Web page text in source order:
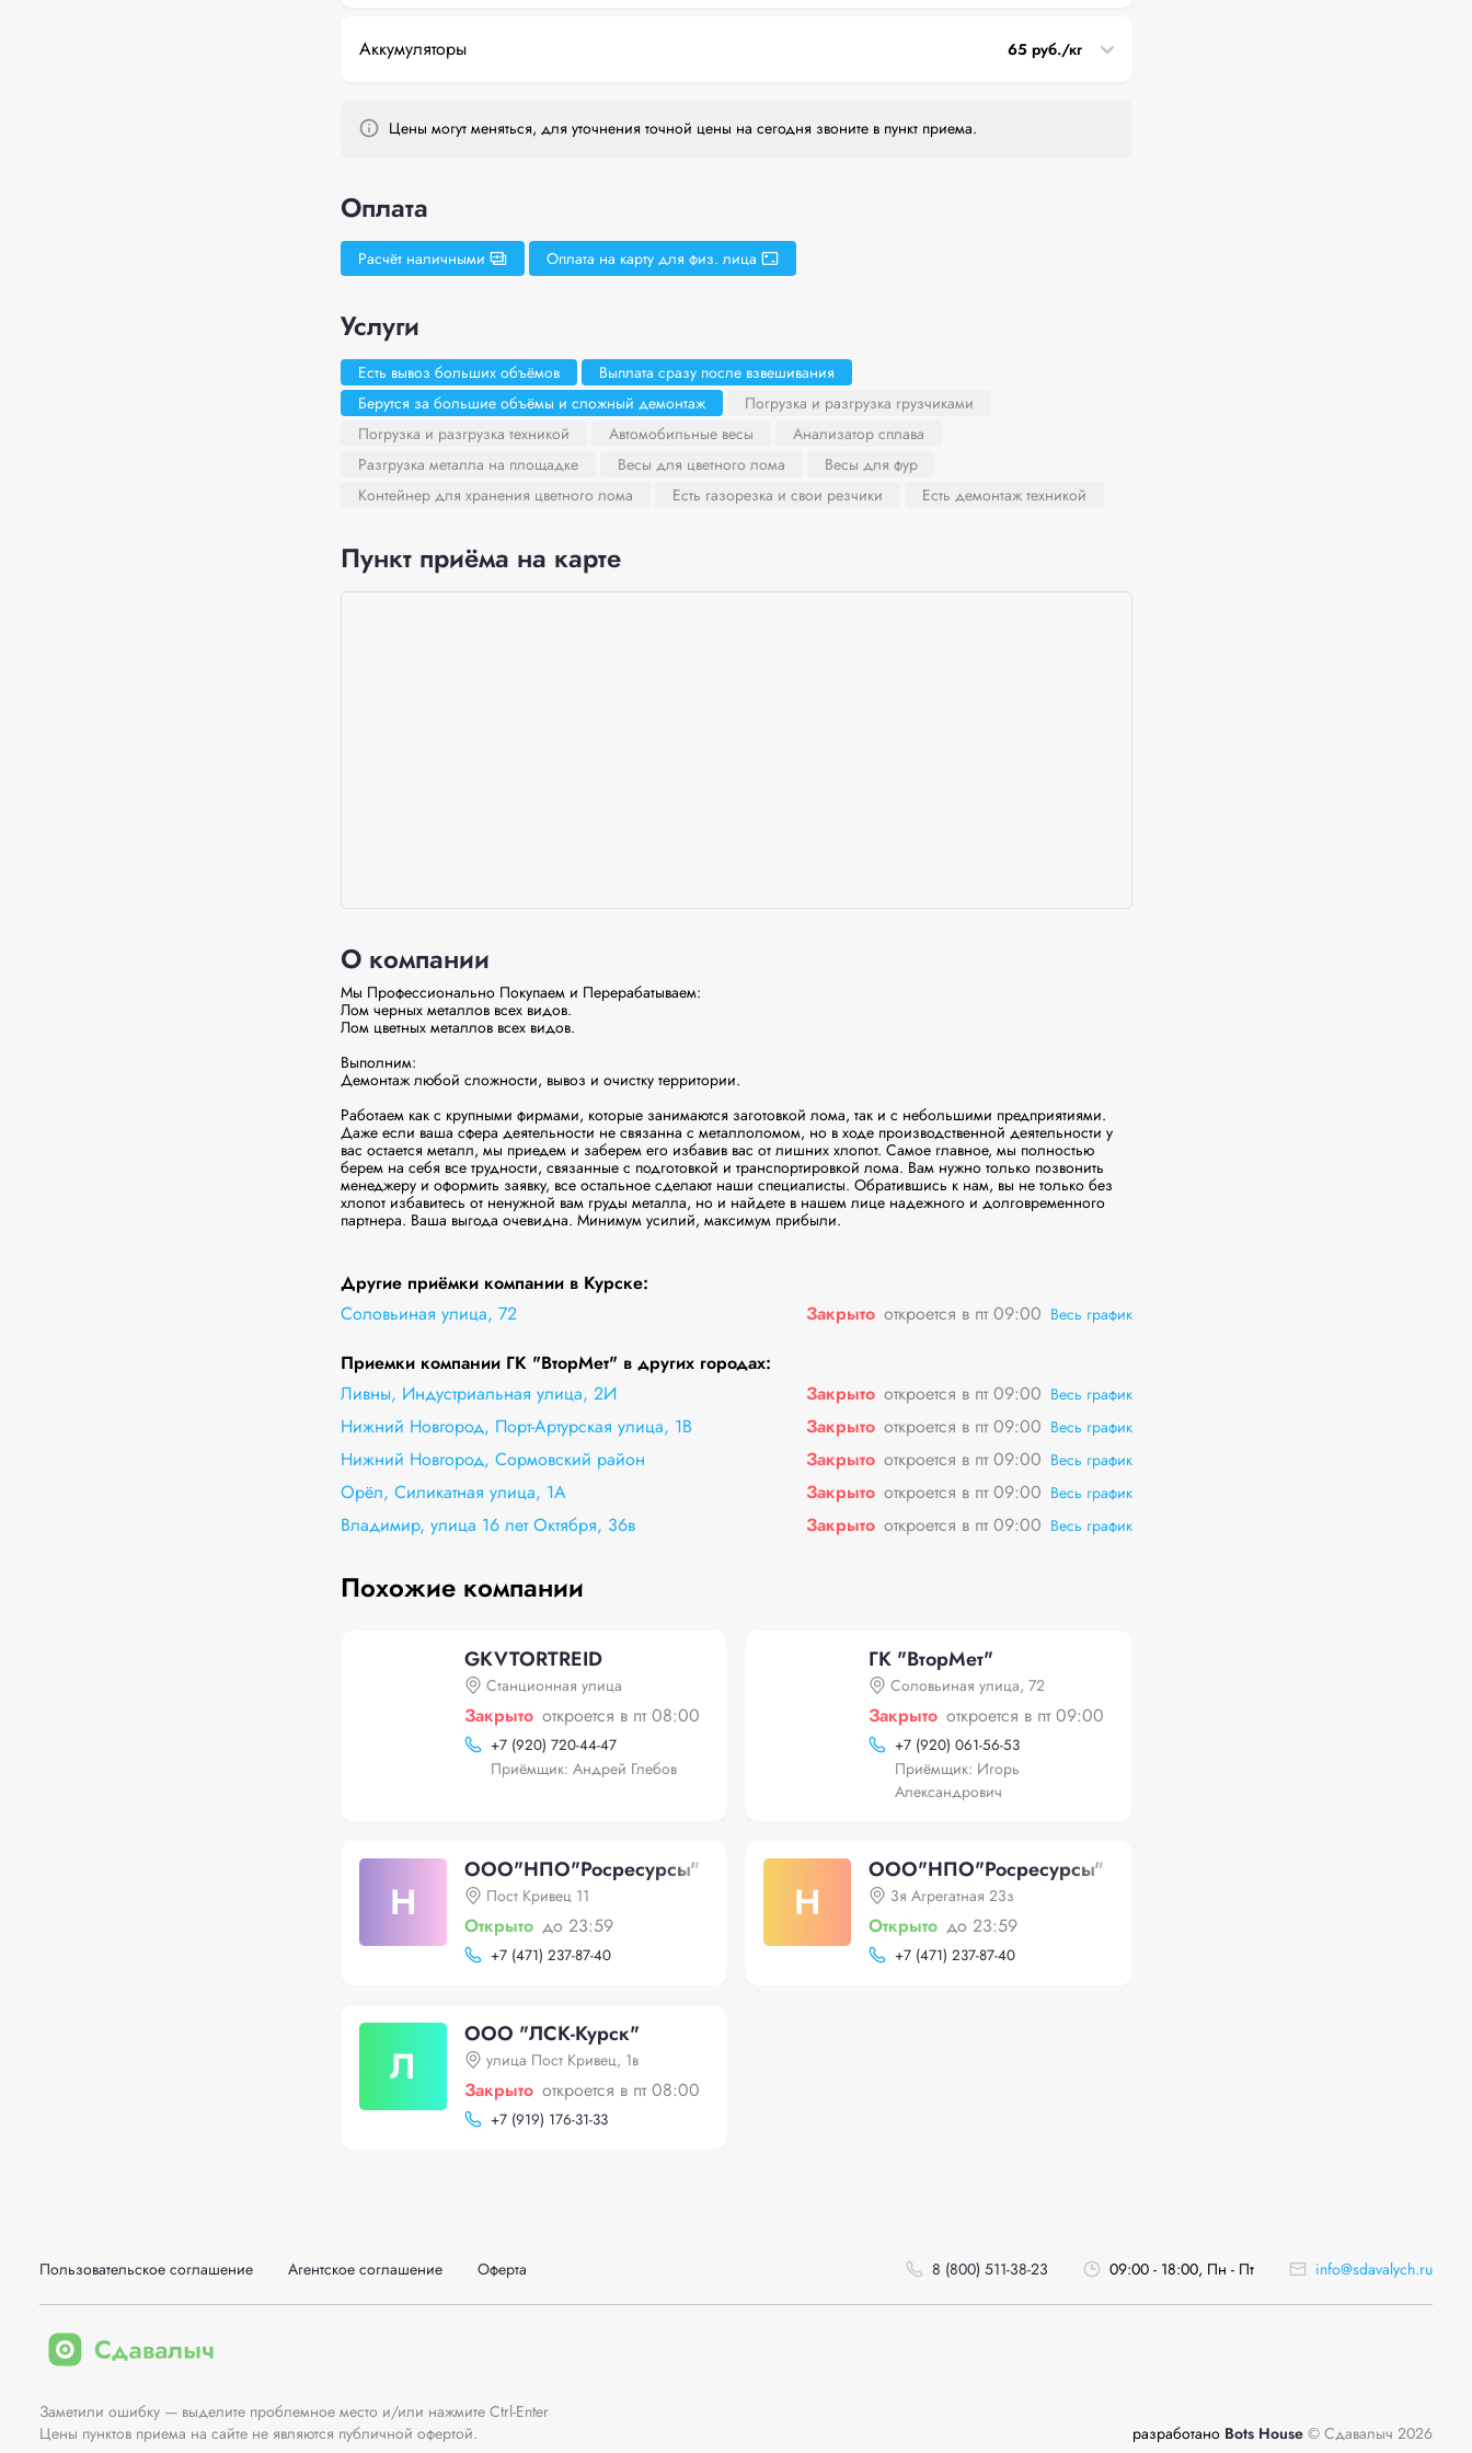
Аккумуляторы 65 руб./кг
Цены могут меняться, для уточнения точной цены на сегодня звоните в пункт приема.
Оплата
Расчёт наличными Оплата на карту для физ. лица
Услуги
Есть вывоз больших объёмов
Выплата сразу после взвешивания
Берутся за большие объёмы и сложный демонтаж
Погрузка и разгрузка грузчиками
Погрузка и разгрузка техникой
Автомобильные весы
Анализатор сплава
Разгрузка металла на площадке
Весы для цветного лома
Весы для фур
Контейнер для хранения цветного лома
Есть газорезка и свои резчики Есть демонтаж техникой
Пункт приёма на карте
О компании
Мы Профессионально Покупаем и Перерабатываем:
Лом черных металлов всех видов.
Лом цветных металлов всех видов.
Выполним:
Демонтаж любой сложности, вывоз и очистку территории.
Работаем как с крупными фирмами, которые занимаются заготовкой лома, так и с небольшими предприятиями.
Даже если ваша сфера деятельности не связанна с металлоломом, но в ходе производственной деятельности у
вас остается металл, мы приедем и заберем его избавив вас от лишних хлопот. Самое главное, мы полностью
берем на себя все трудности, связанные с подготовкой и транспортировкой лома. Вам нужно только позвонить
менеджеру и оформить заявку, все остальное сделают наши специалисты. Обратившись к нам, вы не только без
хлопот избавитесь от ненужной вам груды металла, но и найдете в нашем лице надежного и долговременного
партнера. Ваша выгода очевидна. Минимум усилий, максимум прибыли.
Другие приёмки компании в Курске:
Соловьиная улица, 72
Закрыто откроется в пт 09:00 Весь график
Приемки компании ГК "ВторМет" в других городах:
Ливны, Индустриальная улица, 2И
Закрыто откроется в пт 09:00 Весь график
Нижний Новгород, Порт-Артурская улица, 1В Закрыто откроется в пт 09:00 Весь график
Нижний Новгород, Сормовский район Закрыто откроется в пт 09:00 Весь график
Орёл, Силикатная улица, 1А Закрыто откроется в пт 09:00 Весь график
Владимир, улица 16 лет Октября, 36в Закрыто откроется в пт 09:00 Весь график
Похожие компании
GKVTORTREID
Станционная улица
Закрыто откроется в пт 08:00
+7 (920) 720-44-47
Приёмщик: Андрей Глебов
ГК "ВторМет"
Соловьиная улица, 72
Закрыто откроется в пт 09:00
+7 (920) 061-56-53
Приёмщик: Игорь
Александрович
Н
ООО"НПО"Росресурсы"
Пост Кривец 11
Открыто до 23:59
+7 (471) 237-87-40
Н
ООО"НПО"Росресурсы"
3я Агрегатная 23з
Открыто до 23:59
+7 (471) 237-87-40
Л
ООО "ЛСК-Курск"
улица Пост Кривец, 1в
Закрыто откроется в пт 08:00
+7 (919) 176-31-33
Пользовательское соглашение Агентское соглашение Оферта 8 (800) 511-38-23 09:00 - 18:00, Пн - Пт info@sdavalych.ru
Заметили ошибку — выделите проблемное место и/или нажмите Ctrl-Enter
Цены пунктов приема на сайте не являются публичной офертой.
разработано Bots House © Сдавалыч 2026